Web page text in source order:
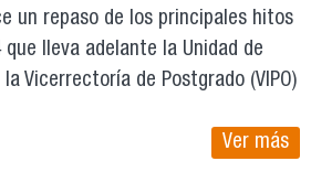
un repaso de los principales hitos
lleva adelante la Unidad de
Vicerrectoría de Postgrado (VIPO)
Ver más